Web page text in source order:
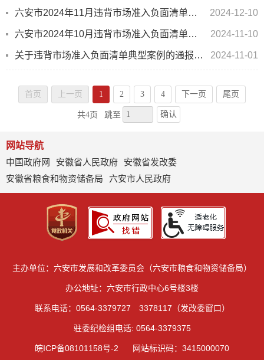
六安市2024年11月违背市场准入负面清单典型案例情况 2024-12-10
六安市2024年10月违背市场准入负面清单典型案例情况 2024-11-10
关于违背市场准入负面清单典型案例的通报(第七批) 2024-11-01
首页 上一页 1 2 3 4 下一页 尾页
共4页 跳至 确认
网站导航
中国政府网
安徽省人民政府
安徽省发改委
安徽省粮食和物资储备局
六安市人民政府
主办单位：六安市发展和改革委员会（六安市粮食和物资储备局）
办公地址：六安市行政中心6号楼3楼
联系电话：0564-3379727 3378117（发改委窗口）
驻委纪检组电话: 0564-3379375
皖ICP备08101158号-2 网站标识码：3415000070